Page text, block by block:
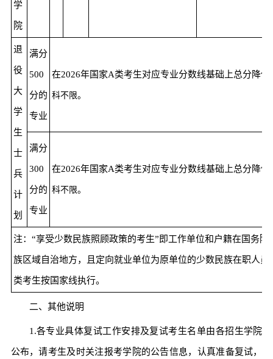
学
院
退
役
大
学
生
士
兵
计
划
满分
500
分的
专业
在2026年国家A类考生对应专业分数线基础上总分降低
科不限。
满分
300
分的
专业
在2026年国家A类考生对应专业分数线基础上总分降低
科不限。
注：“享受少数民族照顾政策的考生”即工作单位和户籍在国务院
族区域自治地方，且定向就业单位为原单位的少数民族在职人员
类考生按国家线执行。
二、其他说明
1.各专业具体复试工作安排及复试考生名单由各招生学院
公布，请考生及时关注报考学院的公告信息，认真准备复试，